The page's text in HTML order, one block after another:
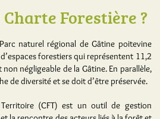
Forestière ?
naturel régional de Gâtine poitevine
forestiers qui représentent 11,2
négligeable de la Gâtine. En parallèle,
de diversité et se doit d’être préservée.
(CFT) est un outil de gestion